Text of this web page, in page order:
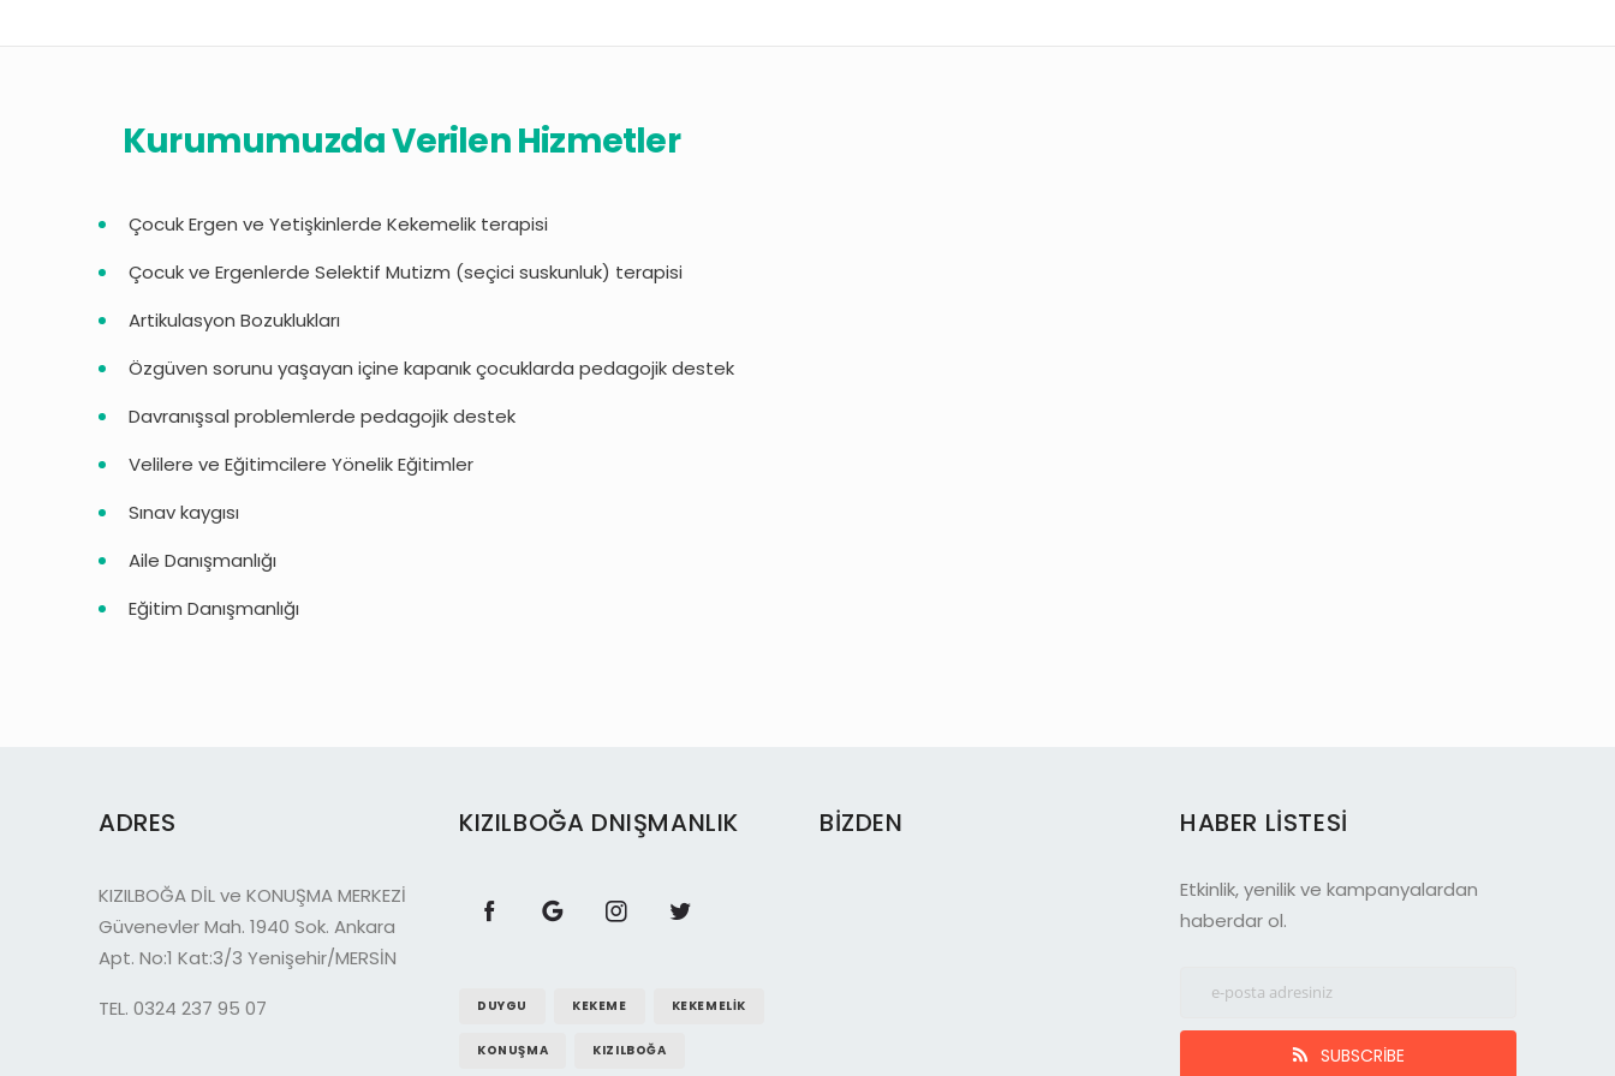
Kurumumuzda Verilen Hizmetler
Çocuk Ergen ve Yetişkinlerde Kekemelik terapisi
Çocuk ve Ergenlerde Selektif Mutizm (seçici suskunluk) terapisi
Artikulasyon Bozuklukları
Özgüven sorunu yaşayan içine kapanık çocuklarda pedagojik destek
Davranışsal problemlerde pedagojik destek
Velilere ve Eğitimcilere Yönelik Eğitimler
Sınav kaygısı
Aile Danışmanlığı
Eğitim Danışmanlığı
ADRES
KIZILBOĞA DİL ve KONUŞMA MERKEZİ
Güvenevler Mah. 1940 Sok. Ankara
Apt. No:1 Kat:3/3 Yenişehir/MERSİN
TEL. 0324 237 95 07
KIZILBOĞA DNIŞMANLIK
DUYGU KEKEME KEKEMELIK
KONUŞMA KIZILBOĞA
BIZDEN HABER LISTESI
Etkinlik, yenilik ve kampanyalardan
haberdar ol.
SUBSCRIBE